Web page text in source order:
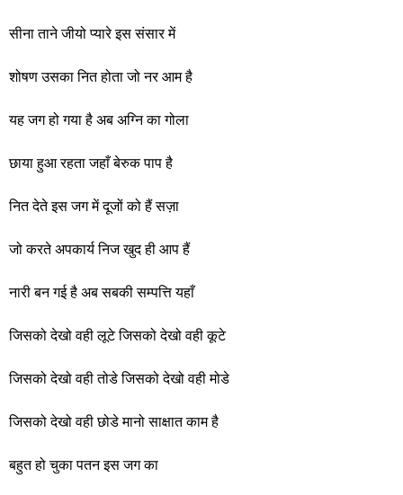
सीना ताने जीयो प्यारे इस संसार में
शोषण उसका नित होता जो नर आम है
यह जग हो गया है अब अग्नि का गोला
छाया हुआ रहता जहाँ बेरुक पाप है
नित देते इस जग में दूजों को हैं सज़ा
जो करते अपकार्य निज खुद ही आप हैं
नारी बन गई है अब सबकी सम्पत्ति यहाँ
जिसको देखो वही लूटे जिसको देखो वही कूटे
जिसको देखो वही तोडे जिसको देखो वही मोडे
जिसको देखो वही छोडे मानो साक्षात काम है
बहुत हो चुका पतन इस जग का